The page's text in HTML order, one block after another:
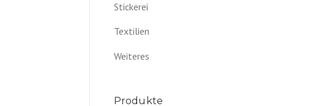
Stickerei
Textilien
Weiteres
Produkte